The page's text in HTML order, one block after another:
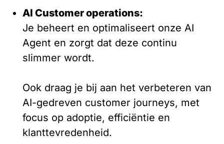
AI Customer operations:
Je beheert en optimaliseert onze AI
Agent en zorgt dat deze continu
slimmer wordt.
Ook draag je bij aan het verbeteren van
AI-gedreven customer journeys, met
focus op adoptie, efficiëntie en
klanttevredenheid.